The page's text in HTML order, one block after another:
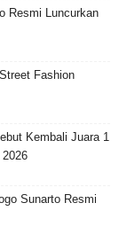
Resmi Luncurkan
Fashion
Kembali Juara 1
Sunarto Resmi